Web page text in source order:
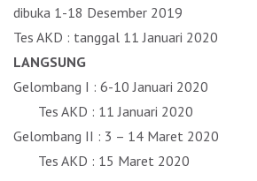
dibuka 1-18 Desember 2019
Tes AKD : tanggal 11 Januari 2020
LANGSUNG
Gelombang I : 6-10 Januari 2020
Tes AKD : 11 Januari 2020
Gelombang II : 3 – 14 Maret 2020
Tes AKD : 15 Maret 2020